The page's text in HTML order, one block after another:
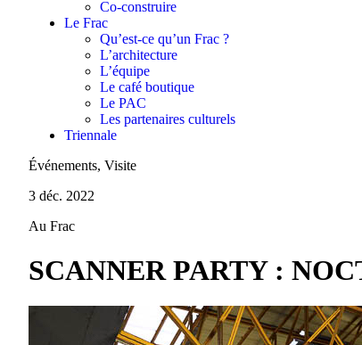
Co-construire
Le Frac
Qu’est-ce qu’un Frac ?
L’architecture
L’équipe
Le café boutique
Le PAC
Les partenaires culturels
Triennale
Événements, Visite
3 déc. 2022
Au Frac
SCANNER PARTY :